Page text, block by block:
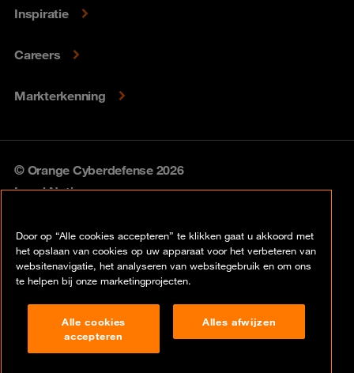
Inspiratie
Careers
Markterkenning
© Orange Cyberdefense 2026
Legal Notice
Vulnerability policy
Compliance
Door op “Alle cookies accepteren” te klikken gaat u akkoord met
het opslaan van cookies op uw apparaat voor het verbeteren van
websitenavigatie, het analyseren van websitegebruik en om ons
te helpen bij onze marketingprojecten.
Alle cookies
accepteren
Alles afwijzen